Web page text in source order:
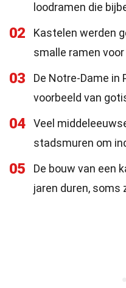
loodramen die
02
Kastelen werden
smalle ramen
03
De Notre-Dame in
voorbeeld van
04
Veel
stadsmuren om
05
De bouw van een
jaren duren, soms